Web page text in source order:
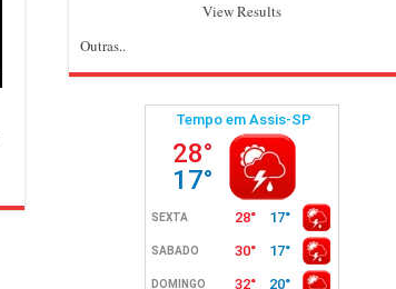
View Results
Outras..